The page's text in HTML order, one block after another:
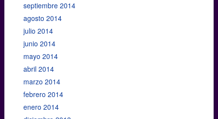
septiembre 2014
agosto 2014
julio 2014
junio 2014
mayo 2014
abril 2014
marzo 2014
febrero 2014
enero 2014